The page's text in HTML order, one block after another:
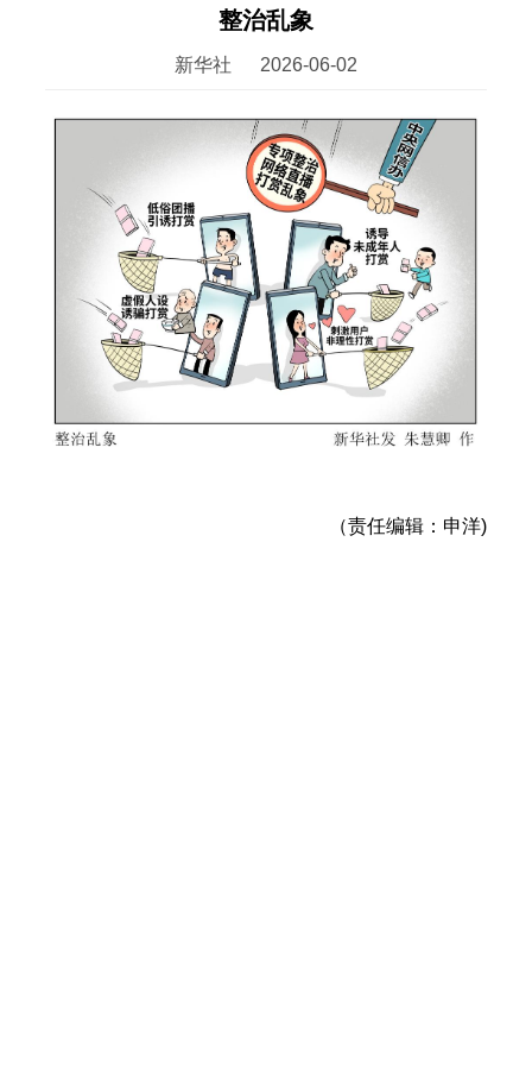
整治乱象
新华社 2026-06-02
（责任编辑：申洋)